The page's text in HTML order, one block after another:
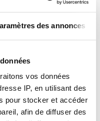
des annonces
vos données
IP, en utilisant des
pour stocker et accéder
afin de diffuser des
of the 2026 Urban
to view their own
of the
with terms from
form a kind of
of Decision-
by the Munich-